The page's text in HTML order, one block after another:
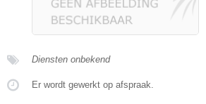
Diensten onbekend
Er wordt gewerkt op afspraak.